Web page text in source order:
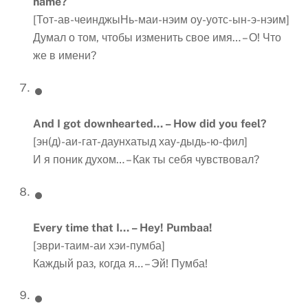
[Тот-ав-чеинджыНь-маи-нэим оу-уотс-ын-э-нэим]
Думал о том, чтобы изменить свое имя… – О! Что
же в имени?
And I got downhearted… – How did you feel?
[эн(д)-аи-гат-даунхатыд хау-дыдь-ю-фил]
И я поник духом… – Как ты себя чувствовал?
Every time that I… – Hey! Pumbaa!
[эври-таим-аи хэи-пумба]
Каждый раз, когда я… – Эй! Пумба!